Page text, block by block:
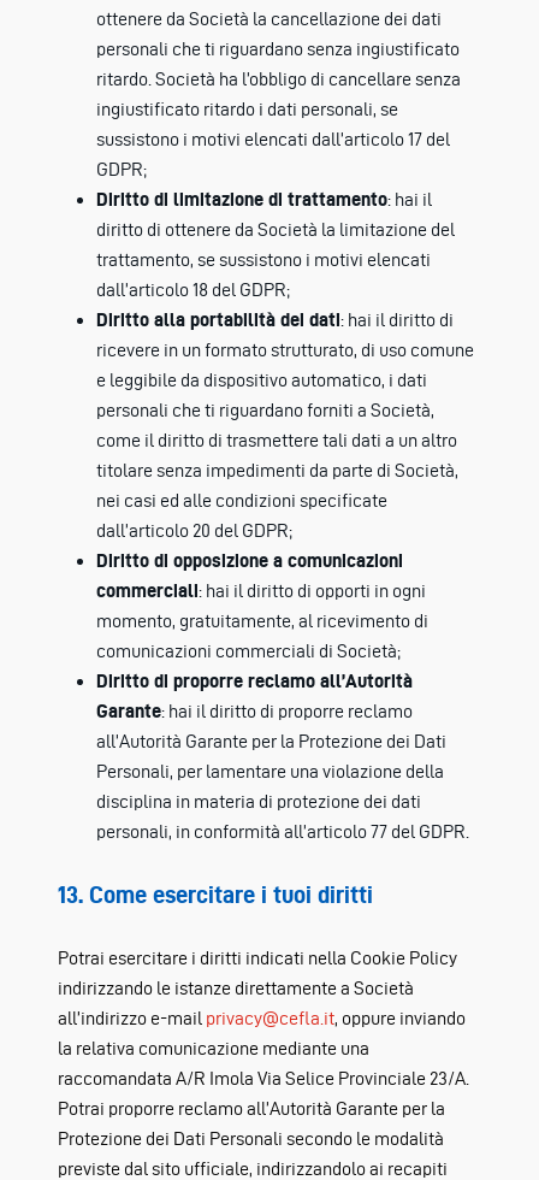
ottenere da Società la cancellazione dei dati
personali che ti riguardano senza ingiustificato
ritardo. Società ha l’obbligo di cancellare senza
ingiustificato ritardo i dati personali, se
sussistono i motivi elencati dall’articolo 17 del
GDPR;
Diritto di limitazione di trattamento: hai il
diritto di ottenere da Società la limitazione del
trattamento, se sussistono i motivi elencati
dall’articolo 18 del GDPR;
Diritto alla portabilità dei dati: hai il diritto di
ricevere in un formato strutturato, di uso comune
e leggibile da dispositivo automatico, i dati
personali che ti riguardano forniti a Società,
come il diritto di trasmettere tali dati a un altro
titolare senza impedimenti da parte di Società,
nei casi ed alle condizioni specificate
dall’articolo 20 del GDPR;
Diritto di opposizione a comunicazioni
commerciali: hai il diritto di opporti in ogni
momento, gratuitamente, al ricevimento di
comunicazioni commerciali di Società;
Diritto di proporre reclamo all’Autorità
Garante: hai il diritto di proporre reclamo
all’Autorità Garante per la Protezione dei Dati
Personali, per lamentare una violazione della
disciplina in materia di protezione dei dati
personali, in conformità all’articolo 77 del GDPR.
13. Come esercitare i tuoi diritti
Potrai esercitare i diritti indicati nella Cookie Policy
indirizzando le istanze direttamente a Società
all’indirizzo e-mail privacy@cefla.it, oppure inviando
la relativa comunicazione mediante una
raccomandata A/R Imola Via Selice Provinciale 23/A.
Potrai proporre reclamo all’Autorità Garante per la
Protezione dei Dati Personali secondo le modalità
previste dal sito ufficiale, indirizzandolo ai recapiti